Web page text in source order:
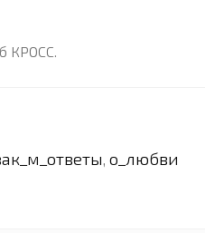
КРОСС.
о_любви